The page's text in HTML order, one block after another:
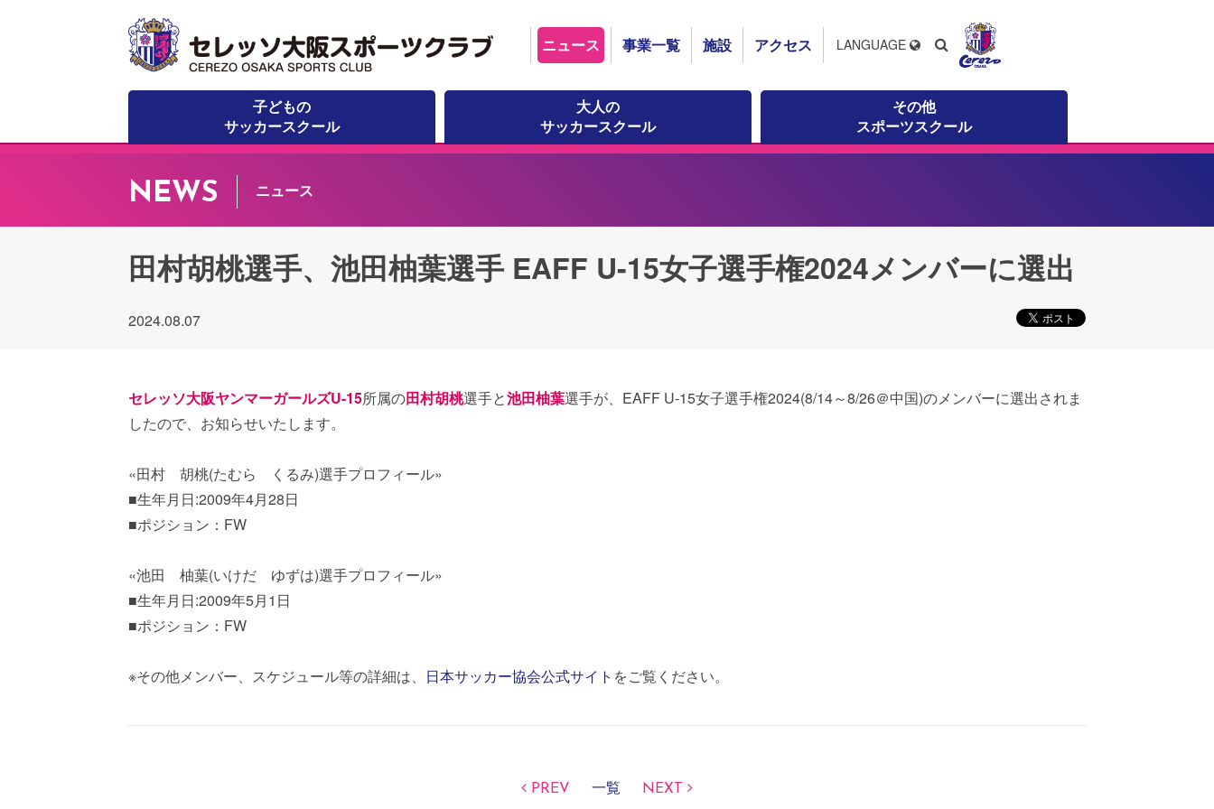
ニュース 事業一覧 施設 アクセス
子どもの
サッカースクール
大人の
サッカースクール
その他
スポーツスクール
LANGUAGE
NEWS ニュース
田村胡桃選手、池田柚葉選手 EAFF U-15女子選手権2024メンバーに選出
2024.08.07
セレッソ大阪ヤンマーガールズU-15所属の田村胡桃選手と池田柚葉選手が、EAFF U-15女子選手権2024(8/14～8/26＠中国)のメンバーに選出されま
したので、お知らせいたします。
«田村 胡桃(たむら くるみ)選手プロフィール»
■生年月日:2009年4月28日
■ポジション：FW
«池田 柚葉(いけだ ゆずは)選手プロフィール»
■生年月日:2009年5月1日
■ポジション：FW
※その他メンバー、スケジュール等の詳細は、 日本サッカー協会公式サイト をご覧ください。
PREV 一覧 NEXT